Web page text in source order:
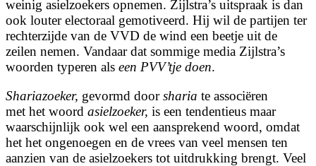
weinig asielzoekers opnemen. Zijlstra’s uitspraak is dan
ook louter electoraal gemotiveerd. Hij wil de partijen ter
rechterzijde van de VVD de wind een beetje uit de
zeilen nemen. Vandaar dat sommige media Zijlstra’s
woorden typeren als een PVV’tje doen.
Shariazoeker, gevormd doorsharia te associëren
met het woord asielzoeker, is een tendentieus maar
waarschijnlijk ook wel een aansprekend woord, omdat
het het ongenoegen en de vrees van veel mensen ten
aanzien van de asielzoekers tot uitdrukking brengt. Veel